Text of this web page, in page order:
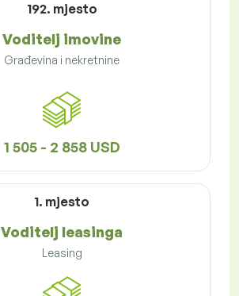
192. mjesto
Voditelj imovine
Građevina i nekretnine
1 505 - 2 858 USD
1. mjesto
Voditelj leasinga
Leasing